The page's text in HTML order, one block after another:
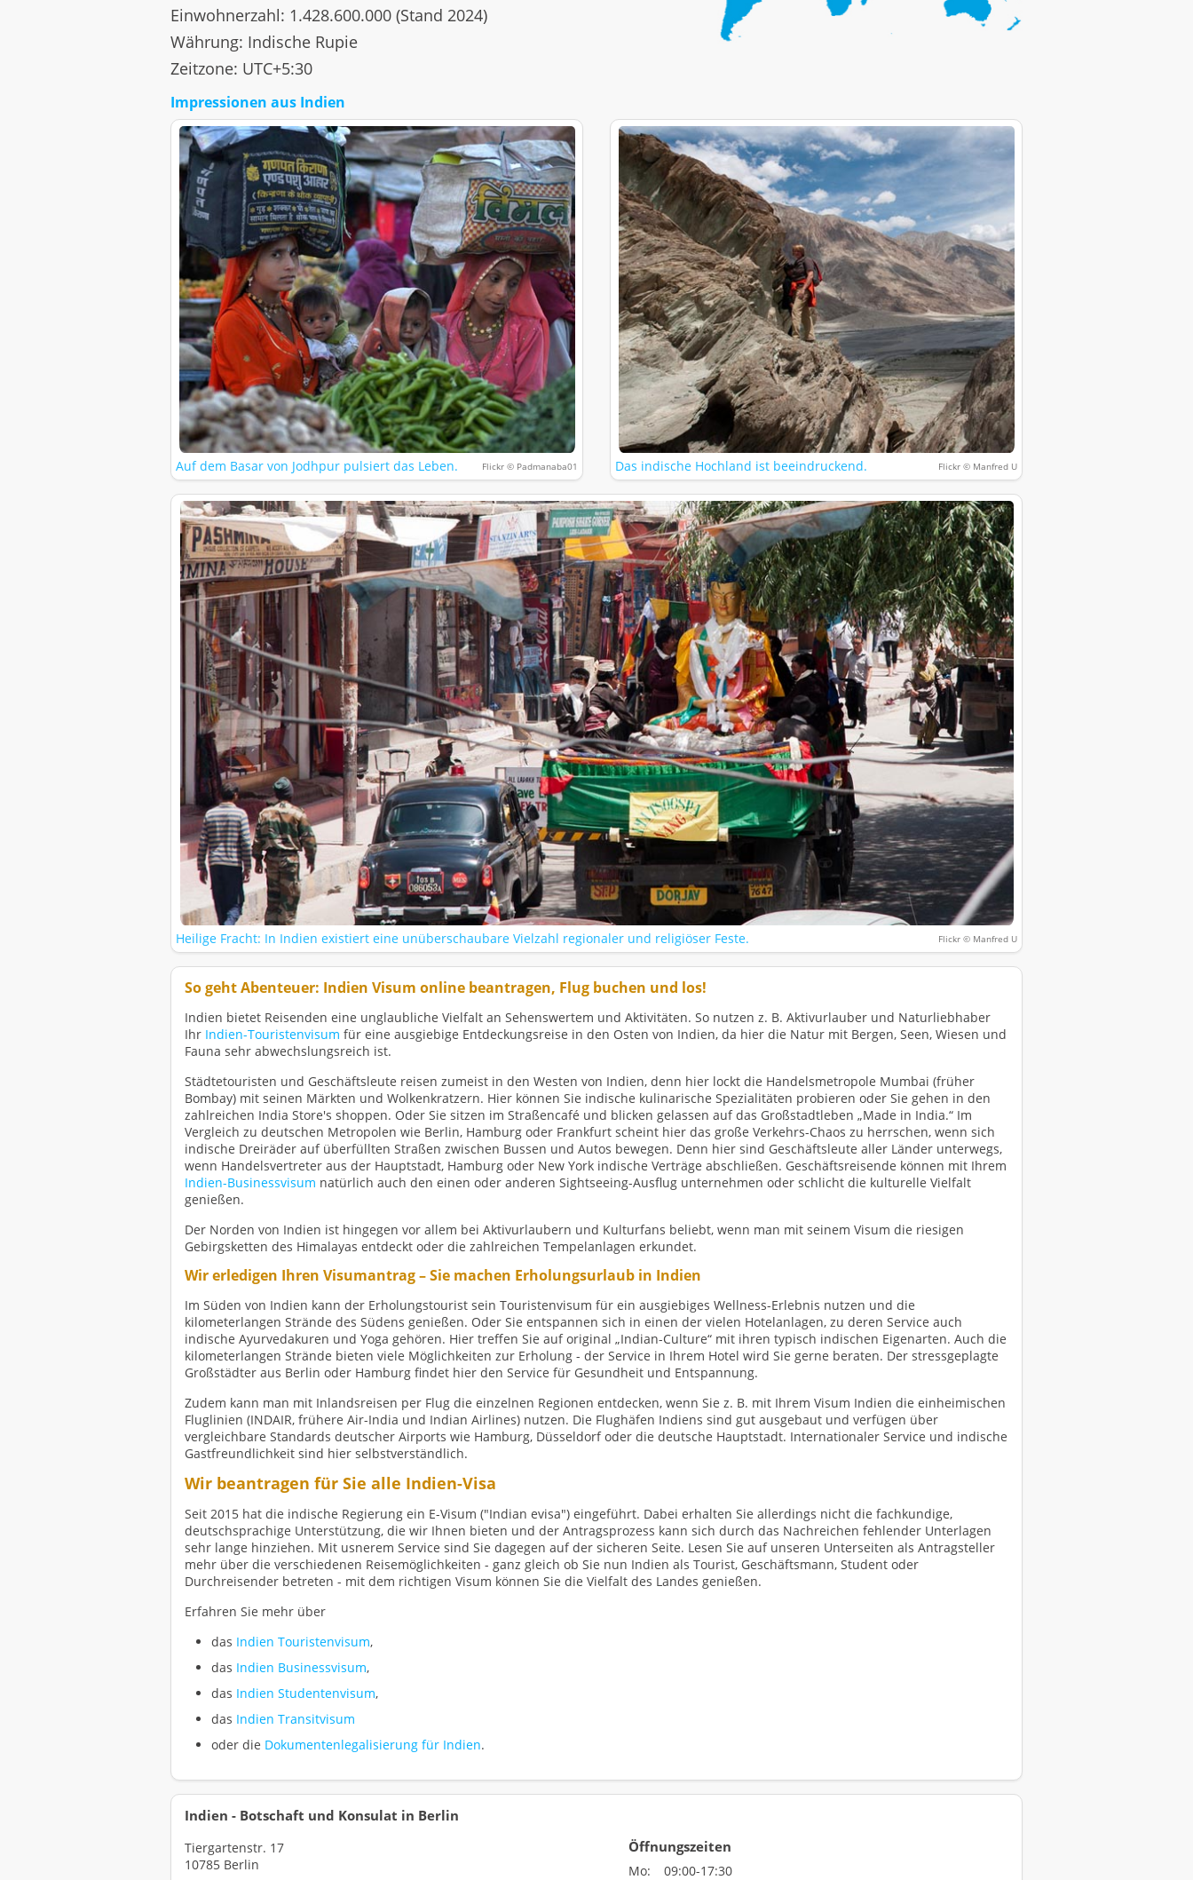
Einwohnerzahl: 1.428.600.000 (Stand 2024)
Währung: Indische Rupie
Zeitzone: UTC+5:30
Impressionen aus Indien
Auf dem Basar von Jodhpur pulsiert das Leben. Flickr © Padmanaba01 Das indische Hochland ist beeindruckend. Flickr © Manfred U
Heilige Fracht: In Indien existiert eine unüberschaubare Vielzahl regionaler und religiöser Feste. Flickr © Manfred U
So geht Abenteuer: Indien Visum online beantragen, Flug buchen und los!
Indien bietet Reisenden eine unglaubliche Vielfalt an Sehenswertem und Aktivitäten. So nutzen z. B. Aktivurlauber und Naturliebhaber
Ihr Indien-Touristenvisum für eine ausgiebige Entdeckungsreise in den Osten von Indien, da hier die Natur mit Bergen, Seen, Wiesen und
Fauna sehr abwechslungsreich ist.
Städtetouristen und Geschäftsleute reisen zumeist in den Westen von Indien, denn hier lockt die Handelsmetropole Mumbai (früher
Bombay) mit seinen Märkten und Wolkenkratzern. Hier können Sie indische kulinarische Spezialitäten probieren oder Sie gehen in den
zahlreichen India Store's shoppen. Oder Sie sitzen im Straßencafé und blicken gelassen auf das Großstadtleben „Made in India.“ Im
Vergleich zu deutschen Metropolen wie Berlin, Hamburg oder Frankfurt scheint hier das große Verkehrs-Chaos zu herrschen, wenn sich
indische Dreiräder auf überfüllten Straßen zwischen Bussen und Autos bewegen. Denn hier sind Geschäftsleute aller Länder unterwegs,
wenn Handelsvertreter aus der Hauptstadt, Hamburg oder New York indische Verträge abschließen. Geschäftsreisende können mit Ihrem
Indien-Businessvisum natürlich auch den einen oder anderen Sightseeing-Ausflug unternehmen oder schlicht die kulturelle Vielfalt
genießen.
Der Norden von Indien ist hingegen vor allem bei Aktivurlaubern und Kulturfans beliebt, wenn man mit seinem Visum die riesigen
Gebirgsketten des Himalayas entdeckt oder die zahlreichen Tempelanlagen erkundet.
Wir erledigen Ihren Visumantrag – Sie machen Erholungsurlaub in Indien
Im Süden von Indien kann der Erholungstourist sein Touristenvisum für ein ausgiebiges Wellness-Erlebnis nutzen und die
kilometerlangen Strände des Südens genießen. Oder Sie entspannen sich in einen der vielen Hotelanlagen, zu deren Service auch
indische Ayurvedakuren und Yoga gehören. Hier treffen Sie auf original „Indian-Culture“ mit ihren typisch indischen Eigenarten. Auch die
kilometerlangen Strände bieten viele Möglichkeiten zur Erholung - der Service in Ihrem Hotel wird Sie gerne beraten. Der stressgeplagte
Großstädter aus Berlin oder Hamburg findet hier den Service für Gesundheit und Entspannung.
Zudem kann man mit Inlandsreisen per Flug die einzelnen Regionen entdecken, wenn Sie z. B. mit Ihrem Visum Indien die einheimischen
Fluglinien (INDAIR, frühere Air-India und Indian Airlines) nutzen. Die Flughäfen Indiens sind gut ausgebaut und verfügen über
vergleichbare Standards deutscher Airports wie Hamburg, Düsseldorf oder die deutsche Hauptstadt. Internationaler Service und indische
Gastfreundlichkeit sind hier selbstverständlich.
Wir beantragen für Sie alle Indien-Visa
Seit 2015 hat die indische Regierung ein E-Visum ("Indian evisa") eingeführt. Dabei erhalten Sie allerdings nicht die fachkundige,
deutschsprachige Unterstützung, die wir Ihnen bieten und der Antragsprozess kann sich durch das Nachreichen fehlender Unterlagen
sehr lange hinziehen. Mit usnerem Service sind Sie dagegen auf der sicheren Seite. Lesen Sie auf unseren Unterseiten als Antragsteller
mehr über die verschiedenen Reisemöglichkeiten - ganz gleich ob Sie nun Indien als Tourist, Geschäftsmann, Student oder
Durchreisender betreten - mit dem richtigen Visum können Sie die Vielfalt des Landes genießen.
Erfahren Sie mehr über
das Indien Touristenvisum,
das Indien Businessvisum,
das Indien Studentenvisum,
das Indien Transitvisum
oder die Dokumentenlegalisierung für Indien.
Indien - Botschaft und Konsulat in Berlin
Tiergartenstr. 17
10785 Berlin
Öffnungszeiten
Mo:
09:00-17:30